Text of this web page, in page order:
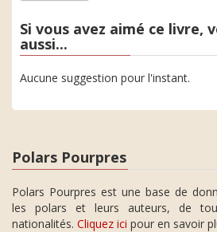
Si vous avez aimé ce livre,
aussi...
Aucune suggestion pour l'instant.
Polars Pourpres
Polars Pourpres est une base de
les polars et leurs auteurs, de
nationalités. Cliquez ici pour en savoir